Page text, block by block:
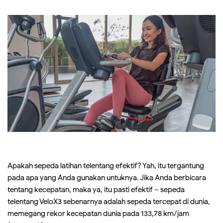
Apakah sepeda latihan telentang efektif? Yah, itu tergantung
pada apa yang Anda gunakan untuknya. Jika Anda berbicara
tentang kecepatan, maka ya, itu pasti efektif – sepeda
telentang VeloX3 sebenarnya adalah sepeda tercepat di dunia,
memegang rekor kecepatan dunia pada 133,78 km/jam